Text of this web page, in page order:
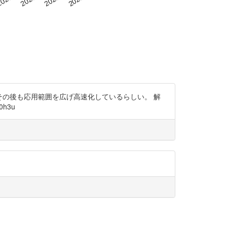
後も応用範囲を広げ高速化しているらしい。 解